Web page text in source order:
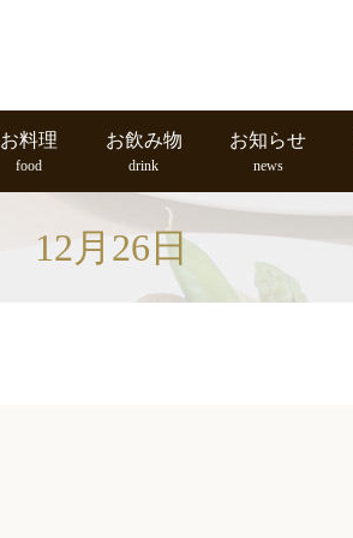
お料理
food
お飲み物
drink
お知らせ
news
12月26日